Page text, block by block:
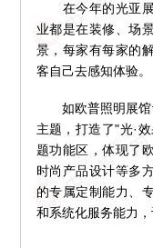
在今年的光亚展
业都是在装修、场
景，每家有每家的
客自己去感知体验。
如欧普照明展馆
主题，打造了"光·
题功能区，体现了
时尚产品设计等多
的专属定制能力、
和系统化服务能力